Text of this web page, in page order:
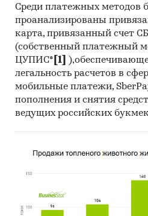
4. Самый важный
в заказе товаров для
доставки, об этом
Почти такое же значение
скорость доставки, а
волнует, где
интернет-магазин и
доставку заказа.
Можно выделить два
1. Прямые конкуренты –
порталов,
домашних животных:
Среди платежных методов
проанализированы
карта, привязанный счет
(собственный платежный
ЦУПИС* [1]
легальность расчетов в
мобильные платежи,
пополнения и снятия
ведущих российских